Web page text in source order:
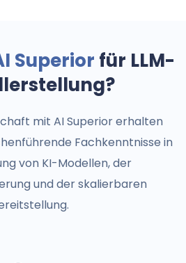
Superior für LLM-
mit AI Superior erhalten
Fachkenntnisse in
von KI-Modellen, der
und der skalierbaren